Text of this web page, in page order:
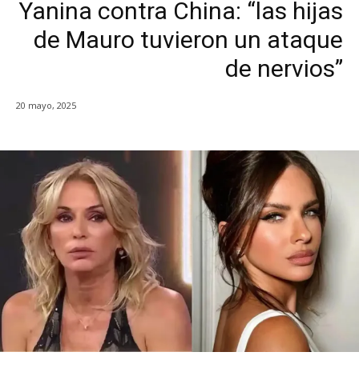
Yanina contra China: “las hijas
de Mauro tuvieron un ataque
de nervios”
20 mayo, 2025